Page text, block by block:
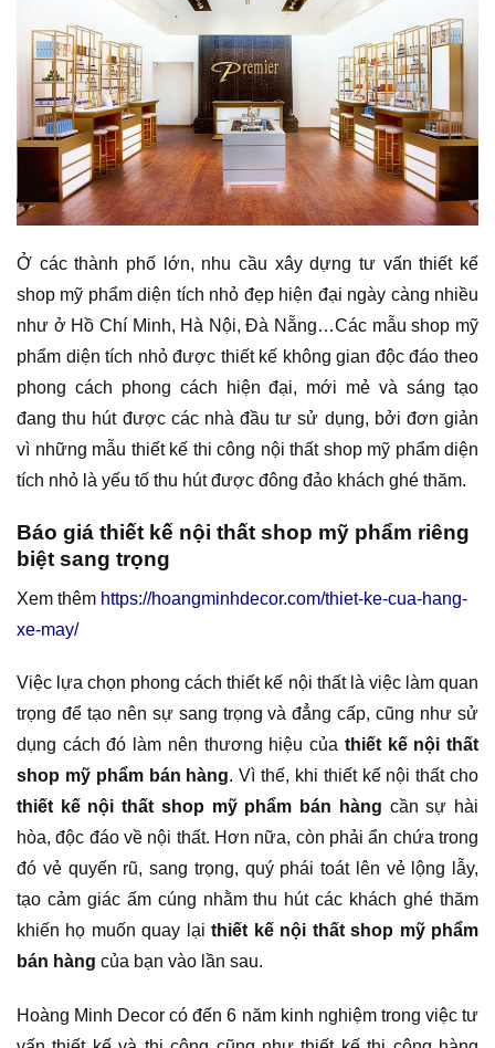
Ở các thành phố lớn, nhu cầu xây dựng tư vấn thiết kế
shop mỹ phẩm diện tích nhỏ đẹp hiện đại ngày càng nhiều
như ở Hồ Chí Minh, Hà Nội, Đà Nẵng…Các mẫu shop mỹ
phẩm diện tích nhỏ được thiết kế không gian độc đáo theo
phong cách phong cách hiện đại, mới mẻ và sáng tạo
đang thu hút được các nhà đầu tư sử dụng, bởi đơn giản
vì những mẫu thiết kế thi công nội thất shop mỹ phẩm diện
tích nhỏ là yếu tố thu hút được đông đảo khách ghé thăm.
Báo giá thiết kế nội thất shop mỹ phẩm riêng
biệt sang trọng
Xem thêm https://hoangminhdecor.com/thiet-ke-cua-hang-
xe-may/
Việc lựa chọn phong cách thiết kế nội thất là việc làm quan
trọng để tạo nên sự sang trọng và đẳng cấp, cũng như sử
dụng cách đó làm nên thương hiệu của thiết kế nội thất
shop mỹ phẩm bán hàng. Vì thế, khi thiết kế nội thất cho
thiết kế nội thất shop mỹ phẩm bán hàng cần sự hài
hòa, độc đáo về nội thất. Hơn nữa, còn phải ẩn chứa trong
đó vẻ quyến rũ, sang trọng, quý phái toát lên vẻ lộng lẫy,
tạo cảm giác ấm cúng nhằm thu hút các khách ghé thăm
khiến họ muốn quay lạithiết kế nội thất shop mỹ phẩm
bán hàng của bạn vào lần sau.
Hoàng Minh Decor có đến 6 năm kinh nghiệm trong việc tư